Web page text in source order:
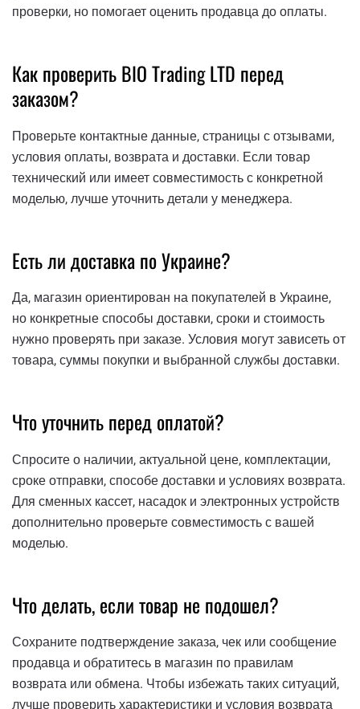
проверки, но помогает оценить продавца до оплаты.
Как проверить BIO Trading LTD перед
заказом?
Проверьте контактные данные, страницы с отзывами,
условия оплаты, возврата и доставки. Если товар
технический или имеет совместимость с конкретной
моделью, лучше уточнить детали у менеджера.
Есть ли доставка по Украине?
Да, магазин ориентирован на покупателей в Украине,
но конкретные способы доставки, сроки и стоимость
нужно проверять при заказе. Условия могут зависеть от
товара, суммы покупки и выбранной службы доставки.
Что уточнить перед оплатой?
Спросите о наличии, актуальной цене, комплектации,
сроке отправки, способе доставки и условиях возврата.
Для сменных кассет, насадок и электронных устройств
дополнительно проверьте совместимость с вашей
моделью.
Что делать, если товар не подошел?
Сохраните подтверждение заказа, чек или сообщение
продавца и обратитесь в магазин по правилам
возврата или обмена. Чтобы избежать таких ситуаций,
лучше проверить характеристики и условия возврата